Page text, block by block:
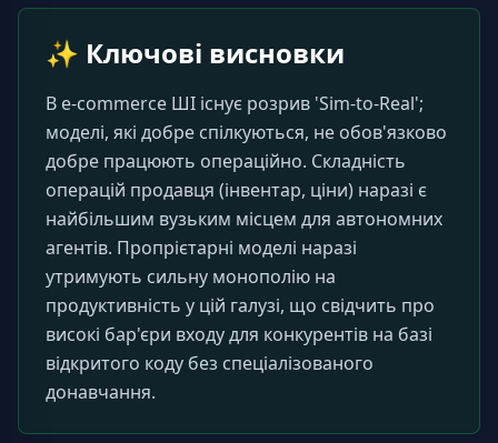
✨ Ключові висновки
В e-commerce ШІ існує розрив 'Sim-to-Real';
моделі, які добре спілкуються, не обов'язково
добре працюють операційно. Складність
операцій продавця (інвентар, ціни) наразі є
найбільшим вузьким місцем для автономних
агентів. Пропрієтарні моделі наразі
утримують сильну монополію на
продуктивність у цій галузі, що свідчить про
високі бар'єри входу для конкурентів на базі
відкритого коду без спеціалізованого
донавчання.